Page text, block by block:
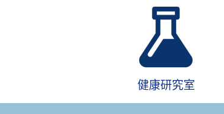
健康研究室